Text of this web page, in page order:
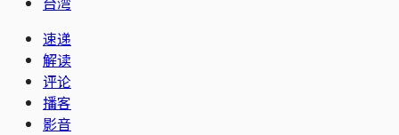
速递
解读
评论
播客
影音